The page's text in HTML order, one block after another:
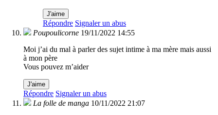
J'aime
Répondre Signaler un abus
Poupoulicorne 19/11/2022 14:55
Moi j’ai du mal à parler des sujet intime à ma mère mais aussi
à mon père
Vous pouvez m’aider
J'aime
Répondre Signaler un abus
La folle de manga 10/11/2022 21:07